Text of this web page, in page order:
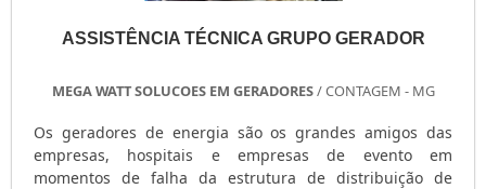
GERADOR ELÉTRICO DIESEL
GERADOR ELÉTRICO A DIESEL
GERADOR DIESEL TRIFÁSICO
GERADOR DIESEL RESIDENCIAL
GERADOR DIESEL PORTÁTIL
ASSISTÊNCIA TÉCNICA GRUPO GERADOR
MEGA WATT SOLUCOES EM GERADORES/ CONTAGEM - MG
Os geradores de energia são os grandes amigos das
empresas, hospitais e empresas de evento em
momentos de falha da estrutura de distribuição de